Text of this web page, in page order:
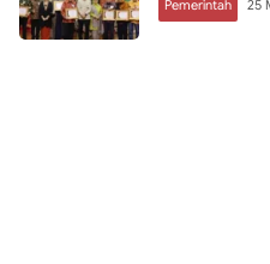
Pemerintah 25